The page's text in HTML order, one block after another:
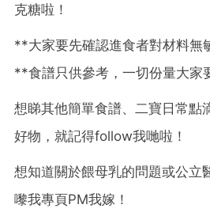
克糖啦！
**大家要先確認進食者對材料無
**食譜只供參考，一切份量大家
想睇其他簡單食譜、二寶日常點
好物，就記得follow我哋啦！
想知道關於餵母乳的問題或公立
嚟我專頁PM我嫁！